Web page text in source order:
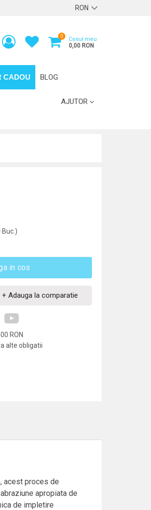
0 Cosul meu
0,00 RON
CADOU BLOG
AJUTOR
Buc.)
in cos
+ Adauga la comparatie
RON
alte obligatii
acest proces de
apropiata de
de impletire